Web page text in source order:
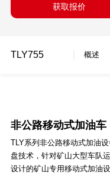
获取报价
TLY755 概述
非公路移动式加油车
TLY系列非公路移动式加油
盘技术，针对矿山大型车队
设计的矿山专用移动式加油